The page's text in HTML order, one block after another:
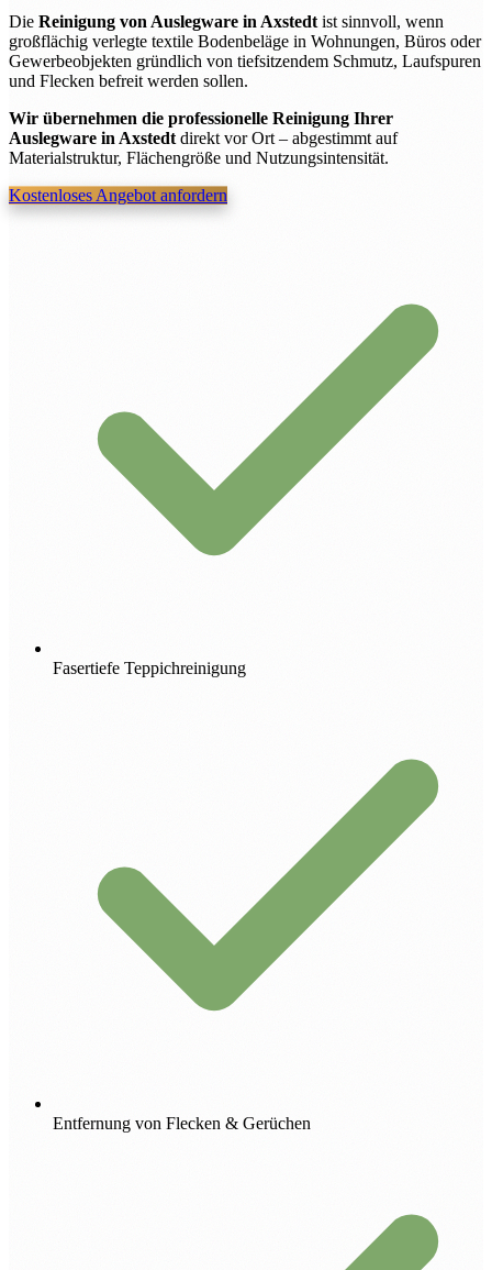
Die Reinigung von Auslegware in Axstedt ist sinnvoll, wenn
großflächig verlegte textile Bodenbeläge in Wohnungen, Büros oder
Gewerbeobjekten gründlich von tiefsitzendem Schmutz, Laufspuren
und Flecken befreit werden sollen.
Wir übernehmen die professionelle Reinigung Ihrer
Auslegware in Axstedt direkt vor Ort – abgestimmt auf
Materialstruktur, Flächengröße und Nutzungsintensität.
Kostenloses Angebot anfordern
Fasertiefe Teppichreinigung
Entfernung von Flecken & Gerüchen